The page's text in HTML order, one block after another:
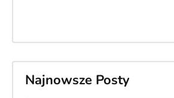
Najnowsze Posty